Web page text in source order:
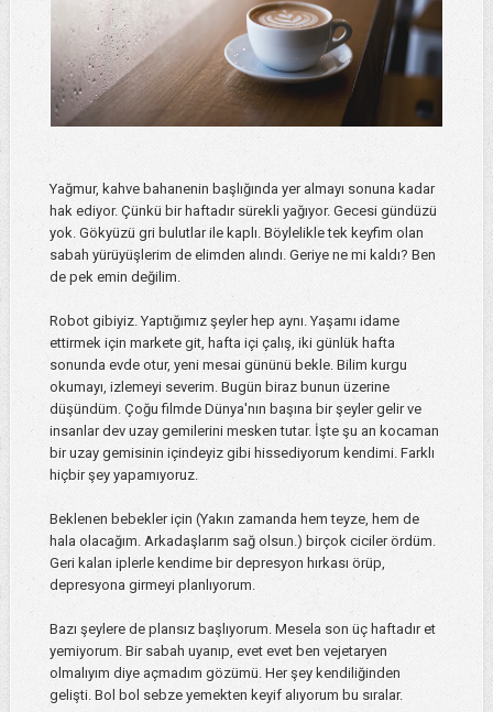
Yağmur, kahve bahanenin başlığında yer almayı sonuna kadar
hak ediyor. Çünkü bir haftadır sürekli yağıyor. Gecesi gündüzü
yok. Gökyüzü gri bulutlar ile kaplı. Böylelikle tek keyfim olan
sabah yürüyüşlerim de elimden alındı. Geriye ne mi kaldı? Ben
de pek emin değilim.
Robot gibiyiz. Yaptığımız şeyler hep aynı. Yaşamı idame
ettirmek için markete git, hafta içi çalış, iki günlük hafta
sonunda evde otur, yeni mesai gününü bekle. Bilim kurgu
okumayı, izlemeyi severim. Bugün biraz bunun üzerine
düşündüm. Çoğu filmde Dünya'nın başına bir şeyler gelir ve
insanlar dev uzay gemilerini mesken tutar. İşte şu an kocaman
bir uzay gemisinin içindeyiz gibi hissediyorum kendimi. Farklı
hiçbir şey yapamıyoruz.
Beklenen bebekler için (Yakın zamanda hem teyze, hem de
hala olacağım. Arkadaşlarım sağ olsun.) birçok ciciler ördüm.
Geri kalan iplerle kendime bir depresyon hırkası örüp,
depresyona girmeyi planlıyorum.
Bazı şeylere de plansız başlıyorum. Mesela son üç haftadır et
yemiyorum. Bir sabah uyanıp, evet evet ben vejetaryen
olmalıyım diye açmadım gözümü. Her şey kendiliğinden
gelişti. Bol bol sebze yemekten keyif alıyorum bu sıralar.